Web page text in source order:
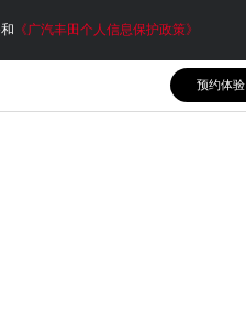
《广汽丰田个人信息保护政策》
预约体验